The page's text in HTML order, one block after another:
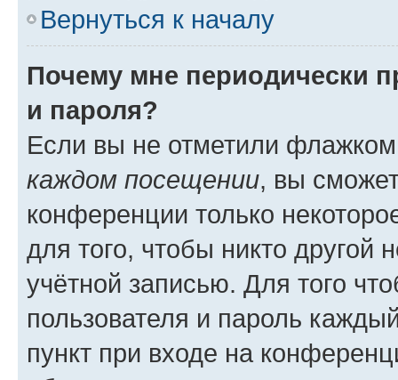
Вернуться к началу
Почему мне периодически
и пароля?
Если вы не отметили
каждом посещении, вы
конференции только
для того, чтобы никто другой
учётной записью. Для того
пользователя и пароль
пункт при входе на